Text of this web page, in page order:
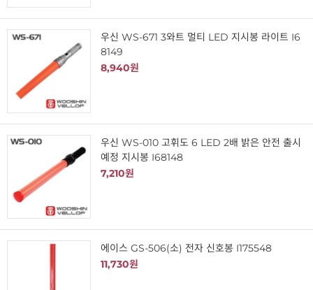
우신 WS-671 3와트 멀티 LED 지시봉 라이트 I6
8149
8,940원
우신 WS-010 고휘도 6 LED 2배 밝은 안전 출시
예정 지시봉 I68148
7,210원
에이스 GS-506(소) 전자 신호봉 I175548
11,730원